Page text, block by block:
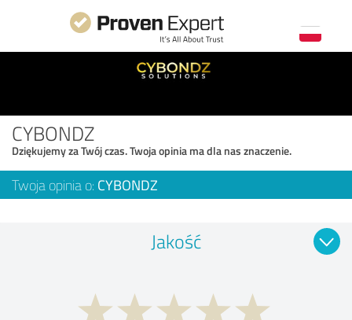
CYBONDZ
Dziękujemy za Twój czas. Twoja opinia ma dla nas znaczenie.
Twoja opinia o: CYBONDZ
Jakość